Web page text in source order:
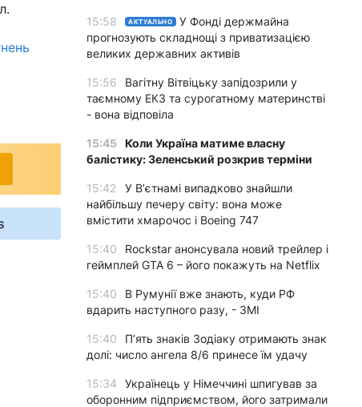
15:58 АКТУАЛЬНО
У Фонді держмайна
прогнозують складнощі з приватизацією
великих державних активів
15:56
Вагітну Вітвіцьку запідозрили у
таємному ЕКЗ та сурогатному материнстві
- вона відповіла
15:45 Коли Україна матиме власну
балістику: Зеленський розкрив терміни
15:42
У Вʼєтнамі випадково знайшли
найбільшу печеру світу: вона може
вмістити хмарочос і Boeing 747
15:40
Rockstar анонсувала новий трейлер і
геймплей GTA 6 – його покажуть на Netflix
15:40
В Румунії вже знають, куди РФ
вдарить наступного разу, - ЗМІ
15:40
П’ять знаків Зодіаку отримають знак
долі: число ангела 8/6 принесе їм удачу
15:34
Українець у Німеччині шпигував за
оборонним підприємством, його затримали